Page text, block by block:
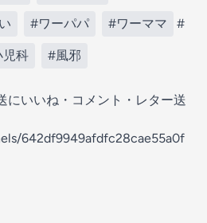
#ワーパパ #ワーママ #
科
#風邪
にいいね・コメント・レター送
642df9949afdfc28cae55a0f